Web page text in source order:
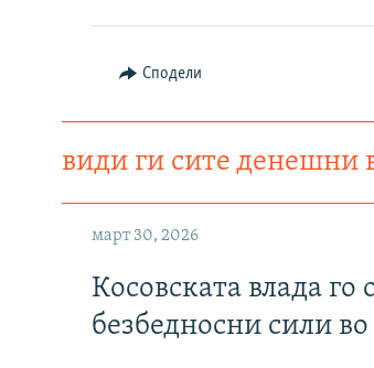
Сподели
види ги сите денешни
март 30, 2026
Косовската влада
безбедносни сили во